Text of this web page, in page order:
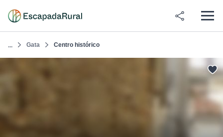
... Gata Centro histórico